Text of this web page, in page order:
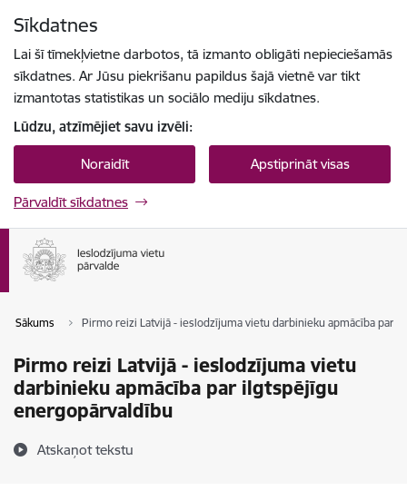
Sīkdatnes
Lai šī tīmekļvietne darbotos, tā izmanto obligāti nepieciešamās
sīkdatnes. Ar Jūsu piekrišanu papildus šajā vietnē var tikt
izmantotas statistikas un sociālo mediju sīkdatnes.
Lūdzu, atzīmējiet savu izvēli:
Noraidīt Apstiprināt visas
Pārvaldīt sīkdatnes
Sākums Pirmo reizi Latvijā - ieslodzījuma vietu darbinieku apmācība par
Pirmo reizi Latvijā - ieslodzījuma vietu
darbinieku apmācība par ilgtspējīgu
energopārvaldību
Atskaņot tekstu